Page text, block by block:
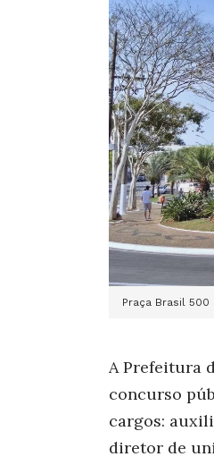
Praça Brasil 500
A Prefeitura
concurso
cargos:
diretor de